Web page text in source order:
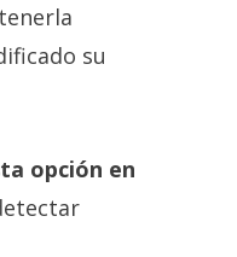
su
opción en